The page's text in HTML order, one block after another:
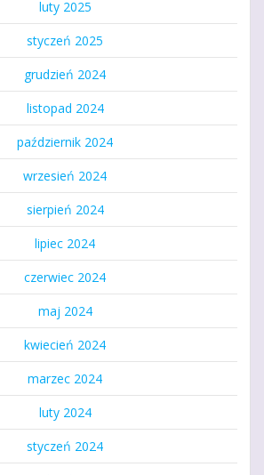
luty 2025
styczeń 2025
grudzień 2024
listopad 2024
październik 2024
wrzesień 2024
sierpień 2024
lipiec 2024
czerwiec 2024
maj 2024
kwiecień 2024
marzec 2024
luty 2024
styczeń 2024